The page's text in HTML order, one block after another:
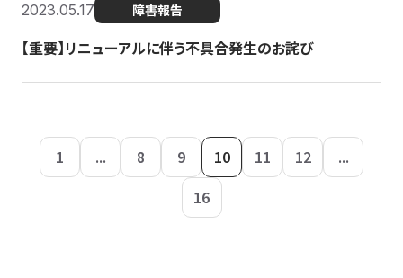
2023.05.17 障害報告
【重要】リニューアルに伴う不具合発生のお詫び
1 ... 8 9 10 11 12
...
16